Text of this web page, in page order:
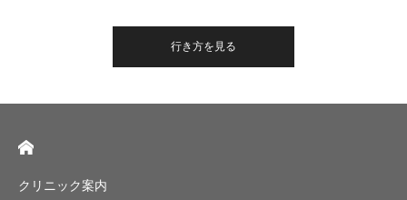
行き方を見る
クリニック案内